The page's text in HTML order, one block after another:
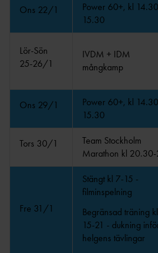
RT
STAFETT/LÅNGLÖP/OCR/
TRAIL
G
UTBILDNIN
VETERA
UNGDOMAR
SOMMARLÄGER 13-14
JUL & NYÅRSÖPPET
2023
TRÄNINGSKORT, TIDER &
Ons 22/1
Power 60+, kl
15.30
Lör-Sön
25-26/1
IVDM + IDM
mångkamp
Ons 29/1
Power 60+, kl
15.30
Tors 30/1
Team Stockholm
Marathon kl
Fre 31/1
Stängt kl 7-15 -
filminspelning
Begränsad träning kl
15-21 - dukning
helgens tävlingar